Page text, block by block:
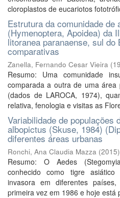
cloroplastos de eucariotos
Estrutura da comunidade de
(Hymenoptera, Apoidea) da
litoranea paranaense, sul
comparativas
Zanella, Fernando Cesar Vieira (
Resumo: Uma comunidade
comparada a outra de uma
(dados de LAROCA, 1974),
relativa, fenologia e visitas as
Variabilidade de populações
albopictus (Skuse, 1984)
diferentes áreas urbanas
Ronchi, Ana Claudia Mazza (2015)
Resumo: O Aedes
conhecido como tigre
invasora em diferentes
primeira vez em 1986 e hoje está